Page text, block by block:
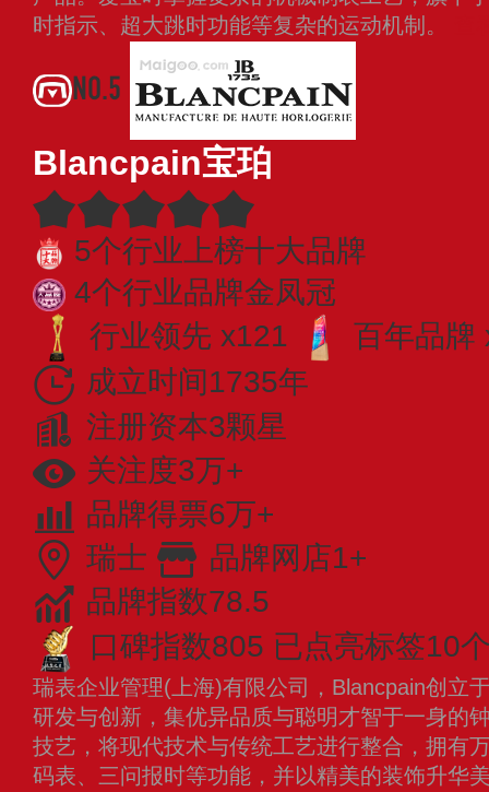
时指示、超大跳时功能等复杂的运动机制。
NO.5
Blancpain宝珀
5个行业上榜十大品牌
4个行业品牌金凤冠
行业领先 x121
百年品牌
成立时间1735年
注册资本3颗星
关注度3万+
品牌得票6万+
瑞士
品牌网店1+
品牌指数78.5
口碑指数805 已点亮标签10
瑞表企业管理(上海)有限公司，Blancpain创立
研发与创新，集优异品质与聪明才智于一身的
技艺，将现代技术与传统工艺进行整合，拥有
码表、三问报时等功能，并以精美的装饰升华